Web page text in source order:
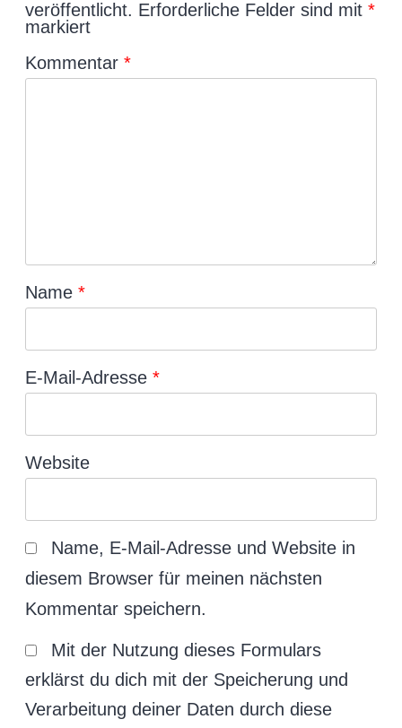
veröffentlicht. Erforderliche Felder sind mit *
markiert
Kommentar *
Name *
E-Mail-Adresse *
Website
Name, E-Mail-Adresse und Website in
diesem Browser für meinen nächsten
Kommentar speichern.
Mit der Nutzung dieses Formulars
erklärst du dich mit der Speicherung und
Verarbeitung deiner Daten durch diese